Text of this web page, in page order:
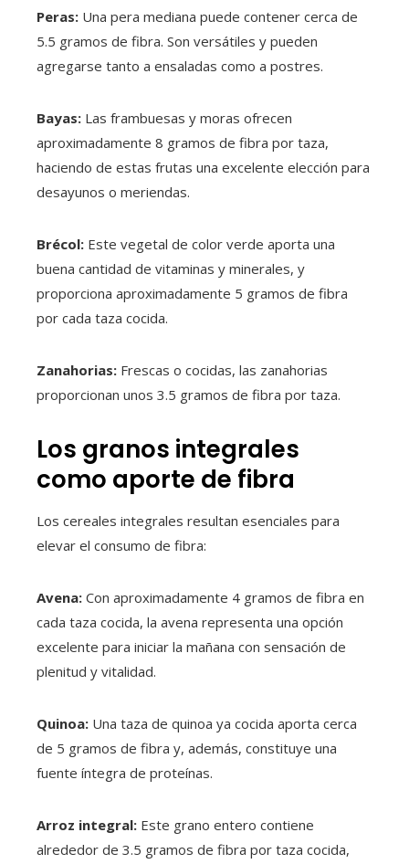
Peras: Una pera mediana puede contener cerca de
5.5 gramos de fibra. Son versátiles y pueden
agregarse tanto a ensaladas como a postres.
Bayas: Las frambuesas y moras ofrecen
aproximadamente 8 gramos de fibra por taza,
haciendo de estas frutas una excelente elección para
desayunos o meriendas.
Brécol: Este vegetal de color verde aporta una
buena cantidad de vitaminas y minerales, y
proporciona aproximadamente 5 gramos de fibra
por cada taza cocida.
Zanahorias: Frescas o cocidas, las zanahorias
proporcionan unos 3.5 gramos de fibra por taza.
Los granos integrales
como aporte de fibra
Los cereales integrales resultan esenciales para
elevar el consumo de fibra:
Avena: Con aproximadamente 4 gramos de fibra en
cada taza cocida, la avena representa una opción
excelente para iniciar la mañana con sensación de
plenitud y vitalidad.
Quinoa: Una taza de quinoa ya cocida aporta cerca
de 5 gramos de fibra y, además, constituye una
fuente íntegra de proteínas.
Arroz integral: Este grano entero contiene
alrededor de 3.5 gramos de fibra por taza cocida,